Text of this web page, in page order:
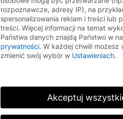
rozpoznawcze, adresy IP), na
spersonalizowania reklam i treści lub
treści. Więcej informacji na temat
Państwa danych znajdą Państwo w
prywatności. W każdej chwili możesz
zmienić swój wybór w Ustawieniach.
Akceptuj